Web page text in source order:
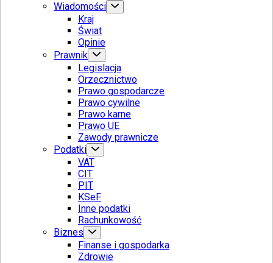
Wiadomości
Kraj
Świat
Opinie
Prawnik
Legislacja
Orzecznictwo
Prawo gospodarcze
Prawo cywilne
Prawo karne
Prawo UE
Zawody prawnicze
Podatki
VAT
CIT
PIT
KSeF
Inne podatki
Rachunkowość
Biznes
Finanse i gospodarka
Zdrowie